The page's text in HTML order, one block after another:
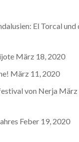
El Torcal und
März 18, 2020
März 11, 2020
von Nerja März
Feber 19, 2020